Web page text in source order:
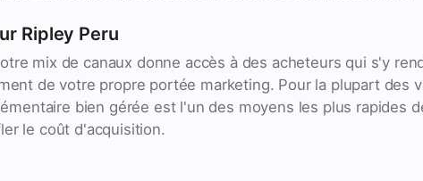
Ripley Peru
mix de canaux donne accès à des acheteurs qui s'y
de votre propre portée marketing. Pour la plupart des
bien gérée est l'un des moyens les plus rapides
le coût d'acquisition.